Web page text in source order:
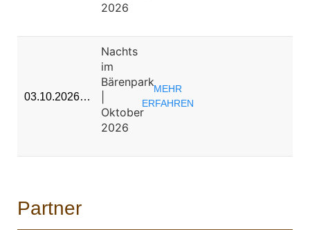
2026
03.10.2026…
Nachts
im
Bärenpark
Oktober
2026
MEHR
ERFAHREN
Partner